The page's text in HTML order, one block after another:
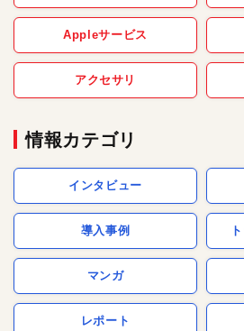
Appleサービス
アクセサリ
情報カテゴリ
インタビュー
導入事例
マンガ
レポート